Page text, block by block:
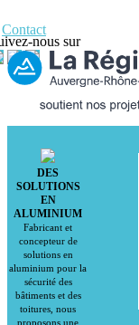
Contact
nous sur
DES
SOLUTIONS
EN
ALUMINIUM
Fabricant et
concepteur de
solutions en
aluminium pour la
sécurité des
bâtiments et des
toitures, nous
proposons une